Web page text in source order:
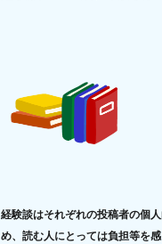
経験談はそれぞれの投稿者の個
め、読む人にとっては負担等を